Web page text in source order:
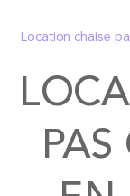
auLocation chaise